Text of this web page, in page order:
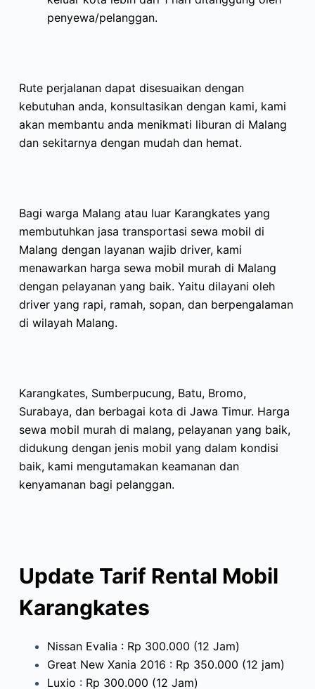
penyewa/pelanggan.
Rute perjalanan dapat disesuaikan dengan
kebutuhan anda, konsultasikan dengan kami, kami
akan membantu anda menikmati liburan di Malang
dan sekitarnya dengan mudah dan hemat.
Bagi warga Malang atau luar Karangkates yang
membutuhkan jasa transportasi sewa mobil di
Malang dengan layanan wajib driver, kami
menawarkan harga sewa mobil murah di Malang
dengan pelayanan yang baik. Yaitu dilayani oleh
driver yang rapi, ramah, sopan, dan berpengalaman
di wilayah Malang.
Karangkates, Sumberpucung, Batu, Bromo,
Surabaya, dan berbagai kota di Jawa Timur. Harga
sewa mobil murah di malang, pelayanan yang baik,
didukung dengan jenis mobil yang dalam kondisi
baik, kami mengutamakan keamanan dan
kenyamanan bagi pelanggan.
Update Tarif Rental Mobil
Karangkates
Nissan Evalia : Rp 300.000 (12 Jam)
Great New Xania 2016 : Rp 350.000 (12 jam)
Luxio : Rp 300.000 (12 Jam)